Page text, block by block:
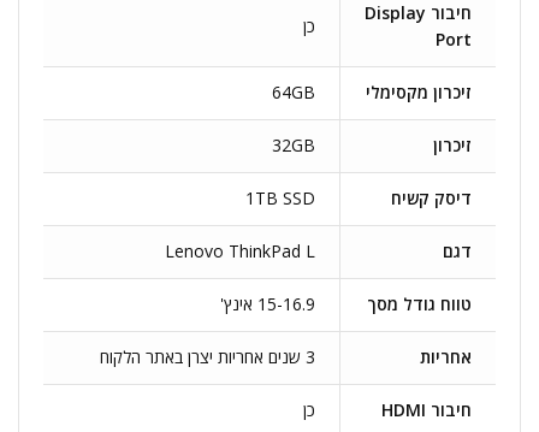
חיבור Display
Port
כן
זיכרון מקסימלי 64GB
זיכרון 32GB
דיסק קשיח 1TB SSD
דגם Lenovo ThinkPad L
טווח גודל מסך 15-16.9 אינץ'
אחריות 3 שנים אחריות יצרן באתר הלקוח
חיבור HDMI כן